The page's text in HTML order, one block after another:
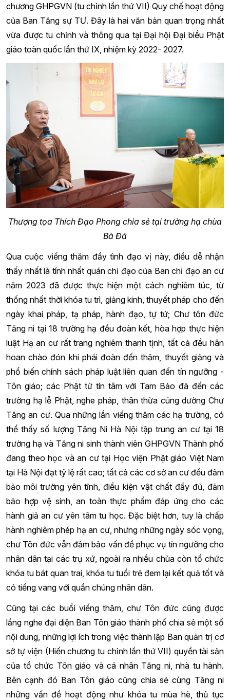
chương GHPGVN (tu chỉnh lần thứ VII) Quy chế hoạt động
của Ban Tăng sự TƯ. Đây là hai văn bản quan trọng nhất
vừa được tu chỉnh và thông qua tại Đại hội Đại biểu Phật
giáo toàn quốc lần thứ IX, nhiệm kỳ 2022- 2027.
Thượng tọa Thích Đạo Phong chia sẻ tại trường hạ chùa
Bà Đá
Qua cuộc viếng thăm đầy tình đạo vị này, điều dễ nhận
thấy nhất là tính nhất quán chỉ đạo của Ban chỉ đạo an cư
năm 2023 đã được thực hiện một cách nghiêm túc, từ
thống nhất thời khóa tu trì, giảng kinh, thuyết pháp cho đến
ngày khai pháp, tạ pháp, hành đạo, tự tứ; Chư tôn đức
Tăng ni tại 18 trường hạ đều đoàn kết, hòa hợp thực hiện
luật Hạ an cư rất trang nghiêm thanh tịnh, tất cả đều hân
hoan chào đón khi phái đoàn đến thăm, thuyết giảng và
phổ biến chính sách pháp luật liên quan đến tín ngưỡng -
Tôn giáo; các Phật tử tín tâm với Tam Bảo đã đến các
trường hạ lễ Phật, nghe pháp, thân thừa cúng dường Chư
Tăng an cư. Qua những lần viếng thăm các hạ trường, có
thể thấy số lượng Tăng Ni Hà Nội tập trung an cư tại 18
trường hạ và Tăng ni sinh thành viên GHPGVN Thành phố
đang theo học và an cư tại Học viện Phật giáo Việt Nam
tại Hà Nội đạt tỷ lệ rất cao; tất cả các cơ sở an cư đều đảm
bảo môi trường yên tĩnh, điều kiện vật chất đầy đủ, đảm
bảo hợp vệ sinh, an toàn thực phẩm đáp ứng cho các
hành giả an cư yên tâm tu học. Đặc biệt hơn, tuy là chấp
hành nghiêm phép hạ an cư, nhưng những ngày sóc vọng,
chư Tôn đức vẫn đảm bảo vấn đề phục vụ tín ngưỡng cho
nhân dân tại các trụ xứ, ngoài ra nhiều chùa còn tổ chức
khóa tu bát quan trai, khóa tu tuổi trẻ đem lại kết quả tốt và
có tiếng vang với quần chúng nhân dân.
Cũng tại các buổi viếng thăm, chư Tôn đức cũng được
lắng nghe đại diện Ban Tôn giáo thành phố chia sẻ một số
nội dung, những lợi ích trong việc thành lập Ban quản trị cơ
sở tự viện (Hiến chương tu chỉnh lần thứ VII) quyền tài sản
của tổ chức Tôn giáo và cá nhân Tăng ni, nhà tu hành.
Bên cạnh đó Ban Tôn giáo cũng chia sẻ cùng Tăng ni
những vấn đề hoạt động như khóa tu mùa hè, thủ tục